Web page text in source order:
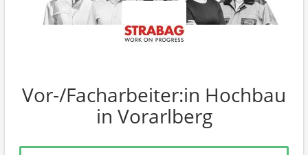
Vor-/Facharbeiter:in Hochbau
in Vorarlberg